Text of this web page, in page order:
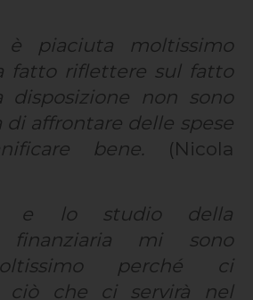
è piaciuta moltissimo
fatto riflettere sul fatto
non sono
affrontare delle spese
bene. (Nicola
e lo studio della
finanziaria mi sono
perché ci
ciò che ci servirà nel